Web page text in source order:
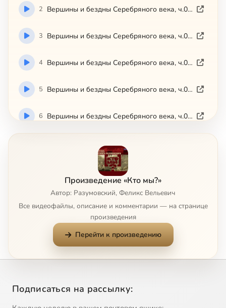
2 Вершины и бездны Серебряного века, ч.02 (2008)
3 Вершины и бездны Серебряного века, ч.03 (2008)
4 Вершины и бездны Серебряного века, ч.04 (2008)
5 Вершины и бездны Серебряного века, ч.05 (2008)
6 Вершины и бездны Серебряного века, ч.06 (2008)
Произведение «Кто мы?»
Автор: Разумовский, Феликс Вельевич
Все видеофайлы, описание и комментарии — на странице
произведения
Перейти к произведению
Подписаться на рассылку: